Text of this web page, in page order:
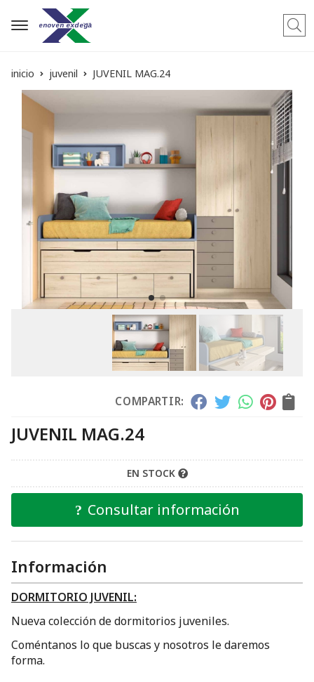
inicio juvenil JUVENIL MAG.24
COMPARTIR:
JUVENIL MAG.24
EN STOCK
Consultar información
Información
DORMITORIO JUVENIL:
Nueva colección de dormitorios juveniles.
Coméntanos lo que buscas y nosotros le daremos
forma.